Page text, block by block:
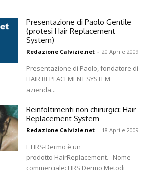
Presentazione di Paolo Gentile
(protesi Hair Replacement
System)
Redazione Calvizie.net - 20 Aprile 2009
Presentazione di Paolo, fondatore di
HAIR REPLACEMENT SYSTEM
azienda...
Reinfoltimenti non chirurgici: Hair
Replacement System
Redazione Calvizie.net - 18 Aprile 2009
L'HRS-Dermo è un
prodotto HairReplacement. Nome
commerciale: HRS Dermo Metodi